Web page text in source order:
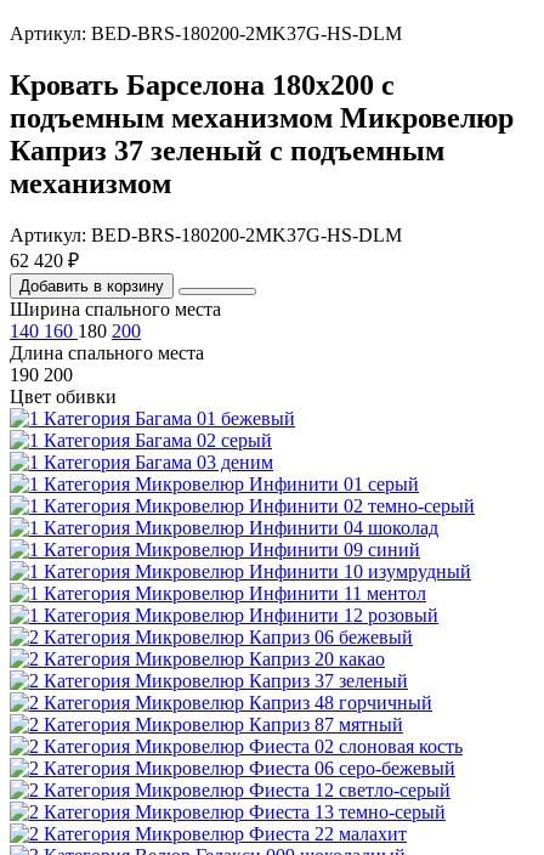
Артикул: BED-BRS-180200-2MK37G-HS-DLM
Кровать Барселона 180х200 с
подъемным механизмом Микровелюр
Каприз 37 зеленый с подъемным
механизмом
Артикул: BED-BRS-180200-2MK37G-HS-DLM
62 420 ₽
Добавить в корзину
Ширина спального места
140 160 180 200
Длина спального места
190 200
Цвет обивки